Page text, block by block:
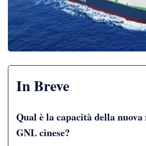
In Breve
Qual è la capacità della nuova
GNL cinese?